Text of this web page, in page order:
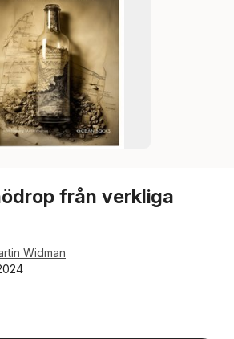
från verkliga
Widman
antal röster: